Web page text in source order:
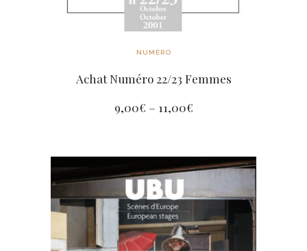
NUMÉRO
Achat Numéro 22/23 Femmes
9,00€ – 11,00€